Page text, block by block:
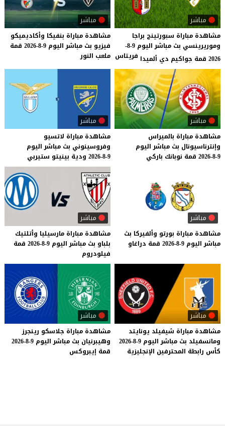
مباشر
مشاهدة مباراة سبورتينج براجا
وموريرينسي بث مباشر اليوم 9-8-
2026 قمة جواكيم دي ألميدا
فريتاس
مباشر
مشاهدة مباراة بنفيكا وأكاديميكو
فيزيو بث مباشر اليوم 9-8-2026
قمة
ملعب النور
مباشر
مشاهدة مباراة بالميراس
وإنترناسيونال بث مباشر اليوم
9-8-2026
قمة نوبانك باركي
مباشر
مشاهدة مباراة لاتسيو
وفروسينوني بث مباشر اليوم
9-8-2026
ودية بينيتو ستيربي
مباشر
مشاهدة مباراة بورتو وألفيركا بث
مباشر اليوم 9-8-2026 قمة دراغاو
مباشر
مشاهدة مباراة مارسيليا وأتلتيك
بلباو بث مباشر اليوم 9-8-2026
قمة
فيلودروم
مباشر
مشاهدة مباراة شيفيلد يونايتد
ومانسفيلد بث مباشر اليوم 9-8-2026
كأس رابطة المحترفين الإنجليزية
مباشر
مشاهدة مباراة جلاسكو رينجرز
وهيبرنيان بث مباشر اليوم 9-8-2026
قمة إيبروكس